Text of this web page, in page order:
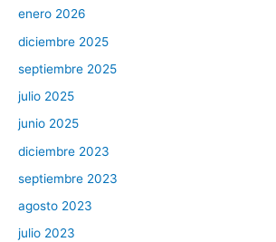
enero 2026
diciembre 2025
septiembre 2025
julio 2025
junio 2025
diciembre 2023
septiembre 2023
agosto 2023
julio 2023